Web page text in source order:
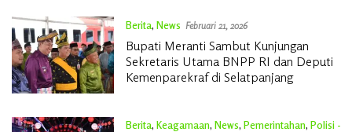
Berita, News Februari 21, 2026
Bupati Meranti Sambut Kunjungan
Sekretaris Utama BNPP RI dan Deputi
Kemenparekraf di Selatpanjang
Berita, Keagamaan, News, Pemerintahan, Polisi -